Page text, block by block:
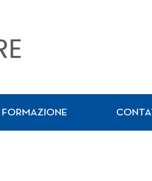
FORMAZIONE